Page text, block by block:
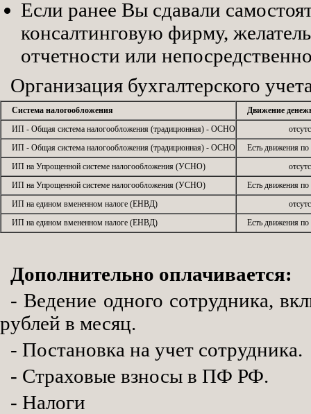
Если ранее Вы сдавали
консалтинговую фирму,
отчетности или
Организация бухгалтерского
Система налогообложения
Движение
ИП - Общая система налогообложения (традиционная) - ОСНО
ИП - Общая система налогообложения (традиционная) - ОСНО
Есть движения по
ИП на Упрощенной системе налогообложения (УСНО)
ИП на Упрощенной системе налогообложения (УСНО)
Есть движения по
ИП на едином вмененном налоге (ЕНВД)
ИП на едином вмененном налоге (ЕНВД)
Есть движения по
Дополнительно оплачивается:
- Ведение одного сотрудника,
рублей в месяц.
- Постановка на учет сотрудника.
- Страховые взносы в ПФ РФ.
- Налоги